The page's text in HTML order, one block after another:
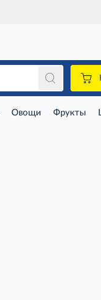
Овощи Фрукты